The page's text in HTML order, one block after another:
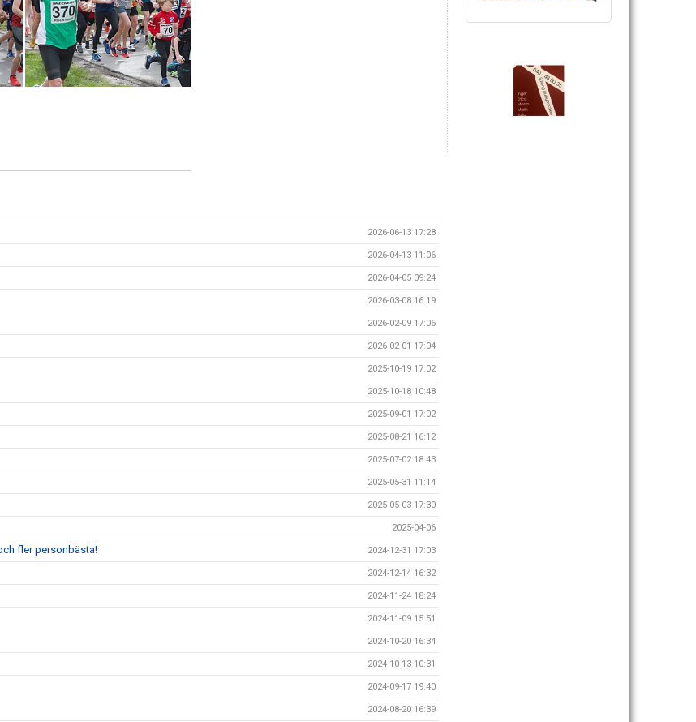
2026-06-13 17:28
2026-04-13 11:06
2026-04-05 09:24
2026-03-08 16:19
2026-02-09 17:06
2026-02-01 17:04
2025-10-19 17:02
2025-10-18 10:48
2025-09-01 17:02
2025-08-21 16:12
2025-07-02 18:43
2025-05-31 11:14
2025-05-03 17:30
2025-04-06
fler personbästa! 2024-12-31 17:03
2024-12-14 16:32
2024-11-24 18:24
2024-11-09 15:51
2024-10-20 16:34
2024-10-13 10:31
2024-09-17 19:40
2024-08-20 16:39